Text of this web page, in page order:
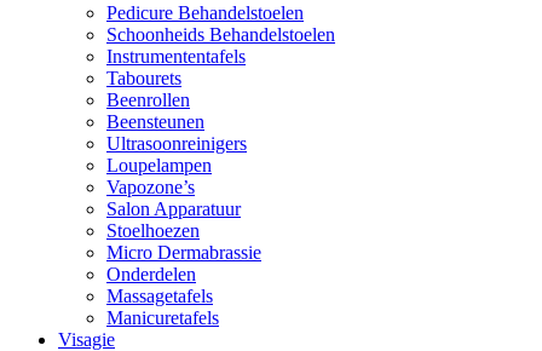
Pedicure Behandelstoelen
Schoonheids Behandelstoelen
Instrumententafels
Tabourets
Beenrollen
Beensteunen
Ultrasoonreinigers
Loupelampen
Vapozone’s
Salon Apparatuur
Stoelhoezen
Micro Dermabrassie
Onderdelen
Massagetafels
Manicuretafels
Visagie